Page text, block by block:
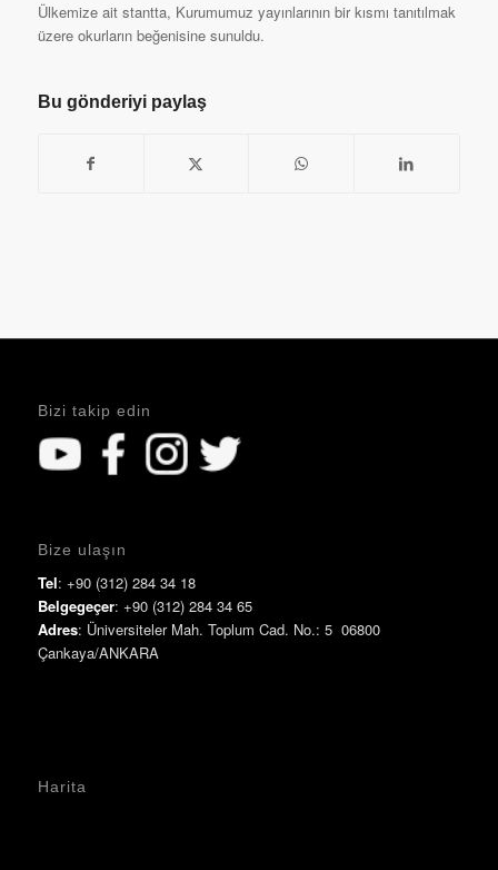
Ülkemize ait stantta, Kurumumuz yayınlarının bir kısmı tanıtılmak
üzere okurların beğenisine sunuldu.
Bu gönderiyi paylaş
Bizi takip edin
Bize ulaşın
Tel: +90 (312) 284 34 18
Belgegeçer: +90 (312) 284 34 65
Adres: Üniversiteler Mah. Toplum Cad. No.: 5 06800
Çankaya/ANKARA
Harita